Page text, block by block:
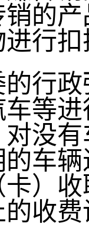
的
行
政
等
没
车
）
收